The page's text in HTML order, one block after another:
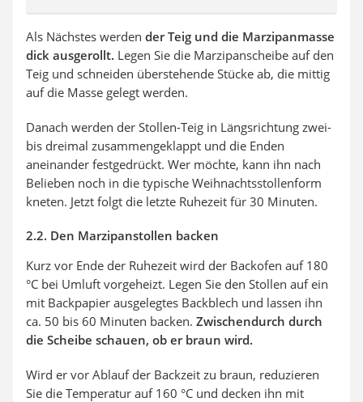
Als Nächstes werden der Teig und die Marzipanmasse
dick ausgerollt. Legen Sie die Marzipanscheibe auf den
Teig und schneiden überstehende Stücke ab, die mittig
auf die Masse gelegt werden.
Danach werden der Stollen-Teig in Längsrichtung zwei-
bis dreimal zusammengeklappt und die Enden
aneinander festgedrückt. Wer möchte, kann ihn nach
Belieben noch in die typische Weihnachtsstollenform
kneten. Jetzt folgt die letzte Ruhezeit für 30 Minuten.
2.2. Den Marzipanstollen backen
Kurz vor Ende der Ruhezeit wird der Backofen auf 180
°C bei Umluft vorgeheizt. Legen Sie den Stollen auf ein
mit Backpapier ausgelegtes Backblech und lassen ihn
ca. 50 bis 60 Minuten backen. Zwischendurch durch
die Scheibe schauen, ob er braun wird.
Wird er vor Ablauf der Backzeit zu braun, reduzieren
Sie die Temperatur auf 160 °C und decken ihn mit